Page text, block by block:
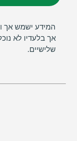
המידע ישמש אך
אך בלעדיו לא
שלישיים.